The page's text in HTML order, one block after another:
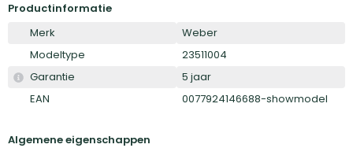
Productinformatie
Merk
Weber
Modeltype
23511004
Garantie
5 jaar
EAN
0077924146688-showmodel
Algemene eigenschappen